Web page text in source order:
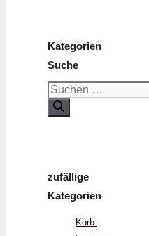
Kategorien
Suche
Suchen
nach:
zufällige
Kategorien
Korb­